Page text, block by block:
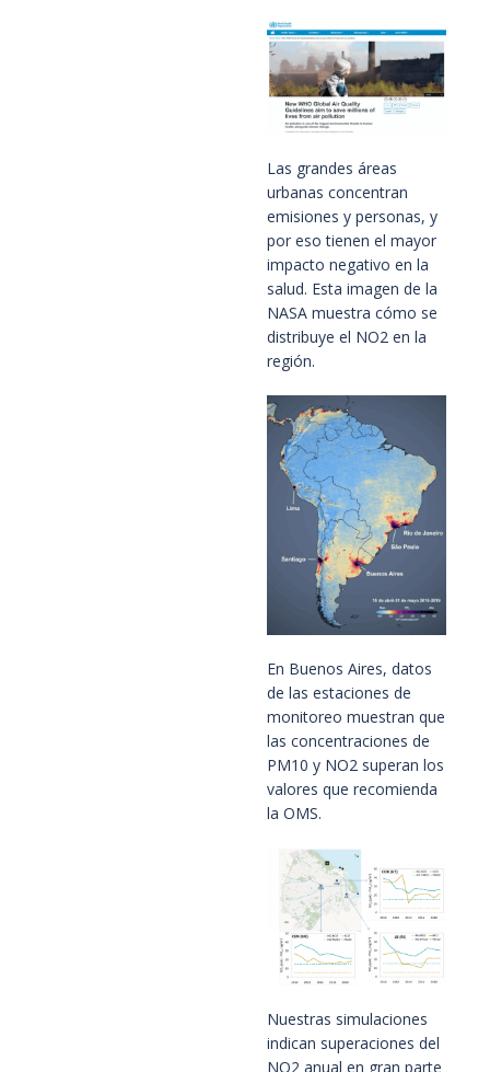
Las grandes áreas
urbanas concentran
emisiones y personas, y
por eso tienen el mayor
impacto negativo en la
salud. Esta imagen de la
NASA muestra cómo se
distribuye el NO2 en la
región.
En Buenos Aires, datos
de las estaciones de
monitoreo muestran que
las concentraciones de
PM10 y NO2 superan los
valores que recomienda
la OMS.
Nuestras simulaciones
indican superaciones del
NO2 anual en gran parte